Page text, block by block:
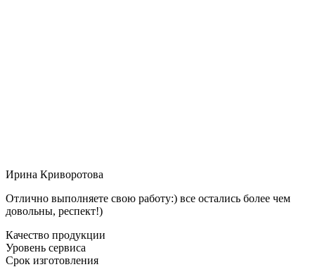
Ирина Криворотова
Отлично выполняете свою работу:) все остались более чем
довольны, респект!)
Качество продукции
Уровень сервиса
Срок изготовления